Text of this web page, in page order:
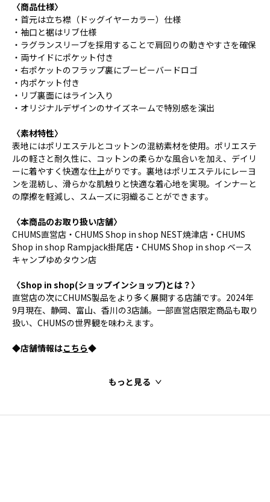
〈商品仕様〉
・首元は立ち襟（ドッグイヤーカラー）仕様
・袖口と裾はリブ仕様
・ラグランスリーブを採用することで肩回りの動きやすさを確保
・両サイドにポケット付き
・右ポケットのフラップ裏にブービーバードロゴ
・内ポケット付き
・リブ裏面にはライン入り
・オリジナルデザインのサイズネームで特別感を演出
〈素材特性〉
表地にはポリエステルとコットンの混紡素材を使用。ポリエステ
ルの軽さと耐久性に、コットンの柔らかな風合いを加え、デイリ
ーに着やすく快適な仕上がりです。裏地はポリエステルにレーヨ
ンを混紡し、滑らかな肌触りと快適な着心地を実現。インナーと
の摩擦を軽減し、スムーズに羽織ることができます。
〈本商品のお取り扱い店舗〉
CHUMS直営店・CHUMS Shop in shop NEST焼津店・CHUMS
Shop in shop Rampjack掛尾店・CHUMS Shop in shop ベース
キャンプゆめタウン店
〈Shop in shop(ショップインショップ)とは？〉
直営店の次にCHUMS製品をより多く展開する店舗です。2024年
9月現在、静岡、富山、香川の3店舗。一部直営店限定商品も取り
扱い、CHUMSの世界観を味わえます。
◆店舗情報はこちら◆
もっと見る